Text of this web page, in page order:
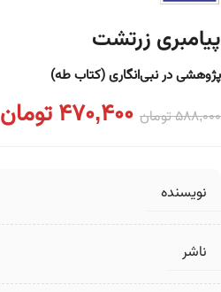
پیامبری زرتشت
پژوهشی در نبی‌انگاری (کتاب طه)
588,000تومان 470,400تومان
نویسنده
ناشر